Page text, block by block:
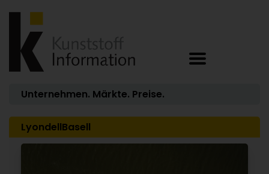
Unternehmen. Märkte. Preise.
LyondellBasell